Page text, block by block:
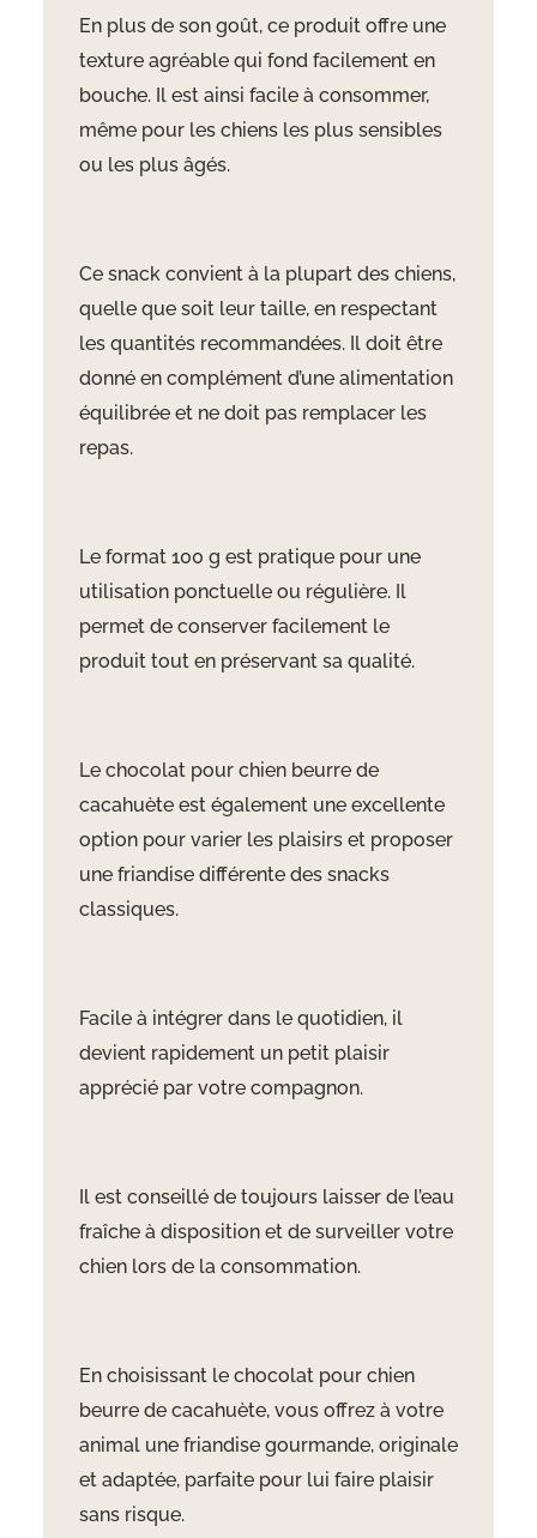
En plus de son goût, ce produit offre une
texture agréable qui fond facilement en
bouche. Il est ainsi facile à consommer,
même pour les chiens les plus sensibles
ou les plus âgés.
Ce snack convient à la plupart des chiens,
quelle que soit leur taille, en respectant
les quantités recommandées. Il doit être
donné en complément d’une alimentation
équilibrée et ne doit pas remplacer les
repas.
Le format 100 g est pratique pour une
utilisation ponctuelle ou régulière. Il
permet de conserver facilement le
produit tout en préservant sa qualité.
Le chocolat pour chien beurre de
cacahuète est également une excellente
option pour varier les plaisirs et proposer
une friandise différente des snacks
classiques.
Facile à intégrer dans le quotidien, il
devient rapidement un petit plaisir
apprécié par votre compagnon.
Il est conseillé de toujours laisser de l’eau
fraîche à disposition et de surveiller votre
chien lors de la consommation.
En choisissant le chocolat pour chien
beurre de cacahuète, vous offrez à votre
animal une friandise gourmande, originale
et adaptée, parfaite pour lui faire plaisir
sans risque.